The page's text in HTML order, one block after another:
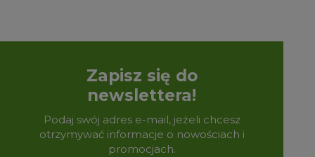
Zapisz się do
newslettera!
Podaj swój adres e-mail, jeżeli chcesz
otrzymywać informacje o nowościach i
promocjach.